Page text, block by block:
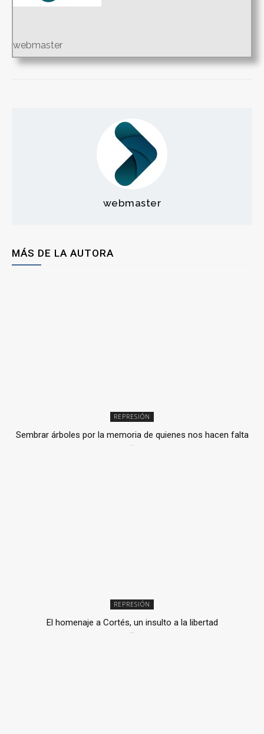
webmaster
webmaster
MÁS DE LA AUTORA
REPRESIÓN
Sembrar árboles por la memoria de quienes nos hacen falta
REPRESIÓN
El homenaje a Cortés, un insulto a la libertad